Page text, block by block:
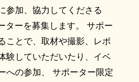
参加、協力してくださる
ターを募集します。 サポー
ことで、取材や撮影、レポ
験していただいたり、イベ
への参加、 サポーター限定